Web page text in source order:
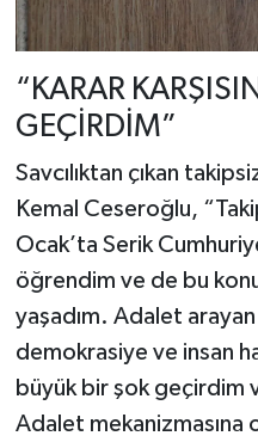
“KARAR
GEÇİRDİM”
Savcılıktan çıkan
Kemal Ceseroğlu,
Ocak’ta Serik
öğrendim ve de bu
yaşadım. Adalet
demokrasiye ve insan
büyük bir şok geçirdim
Adalet mekanizmasına